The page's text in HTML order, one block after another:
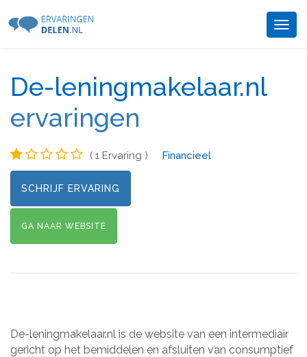
De-leningmakelaar.nl
ervaringen
( 1 Ervaring ) Financieel
SCHRIJF ERVARING
GA NAAR WEBSITE
De-leningmakelaar.nl is de website van een intermediair
gericht op het bemiddelen en afsluiten van consumptief